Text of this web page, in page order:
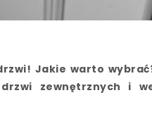
Jakie warto
zewnętrznych i